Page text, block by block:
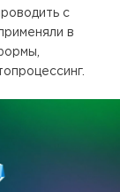
с
в